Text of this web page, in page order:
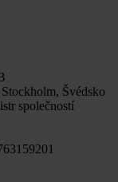
Švédsko
společností